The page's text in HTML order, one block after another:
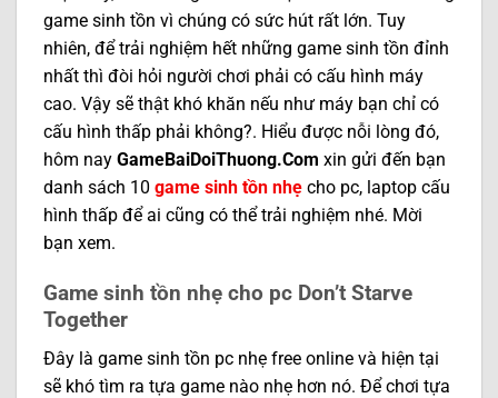
game sinh tồn vì chúng có sức hút rất lớn. Tuy
nhiên, để trải nghiệm hết những game sinh tồn đỉnh
nhất thì đòi hỏi người chơi phải có cấu hình máy
cao. Vậy sẽ thật khó khăn nếu như máy bạn chỉ có
cấu hình thấp phải không?. Hiểu được nỗi lòng đó,
hôm nay GameBaiDoiThuong.Com xin gửi đến bạn
danh sách 10 game sinh tồn nhẹ cho pc, laptop cấu
hình thấp để ai cũng có thể trải nghiệm nhé. Mời
bạn xem.
Game sinh tồn nhẹ cho pc Don’t Starve
Together
Đây là game sinh tồn pc nhẹ free online và hiện tại
sẽ khó tìm ra tựa game nào nhẹ hơn nó. Để chơi tựa